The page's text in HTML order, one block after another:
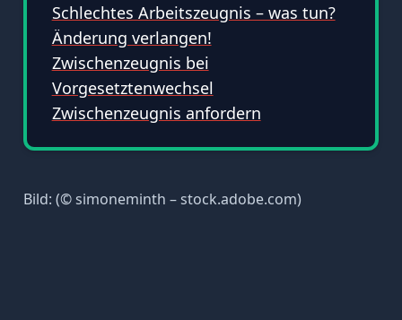
Schlechtes Arbeitszeugnis – was tun?
Änderung verlangen!
Zwischenzeugnis bei
Vorgesetztenwechsel
Zwischenzeugnis anfordern
Bild: (© simoneminth – stock.adobe.com)